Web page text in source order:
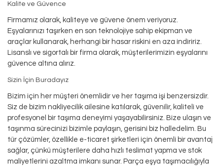
Kalite ve Güvence
Firmamız olarak, kaliteye ve güvene önem veriyoruz.
Eşyalarınızı taşırken en son teknolojiye sahip ekipman ve
araçlar kullanarak, herhangi bir hasar riskini en aza indiririz.
Lisanslı ve sigortalı bir firma olarak, müşterilerimizin eşyalarını
güvence altına alırız.
Sizin İçin Buradayız
Bizim için her müşteri önemlidir ve her taşıma işi benzersizdir.
Siz de bizim nakliyecilik ailesine katılarak, güvenilir, kaliteli ve
profesyonel bir taşıma deneyimi yaşayabilirsiniz. Bize ulaşın ve
taşınma sürecinizi bizimle paylaşın, gerisini biz halledelim. Bu
tür çözümler, özellikle e-ticaret şirketleri için önemli bir avantaj
sağlar, çünkü müşterilere daha hızlı teslimat yapma ve stok
maliyetlerini azaltma imkanı sunar. Parça eşya taşımacılığıyla